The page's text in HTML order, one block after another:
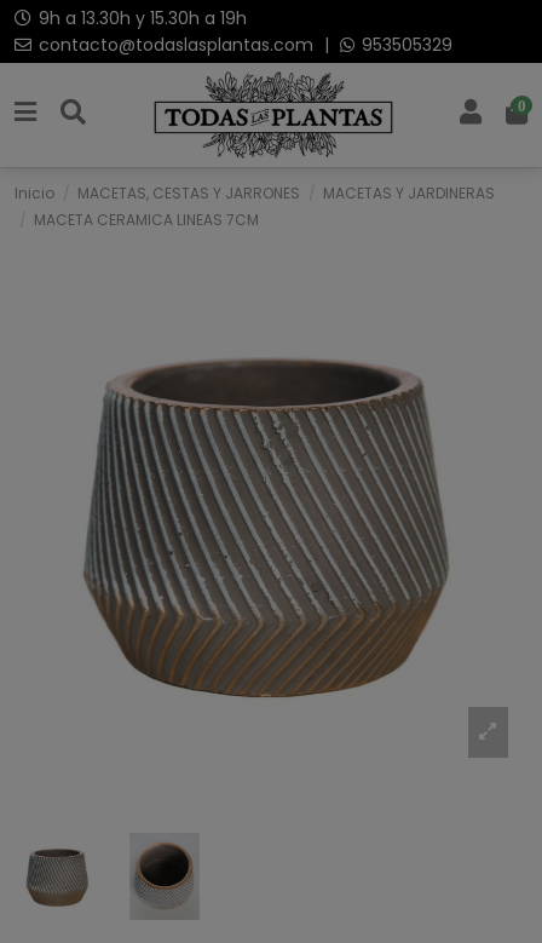
9h a 13.30h y 15.30h a 19h
contacto@todaslasplantas.com | 953505329
0
Inicio MACETAS, CESTAS Y JARRONES
MACETAS Y JARDINERAS
MACETA CERAMICA LINEAS 7CM